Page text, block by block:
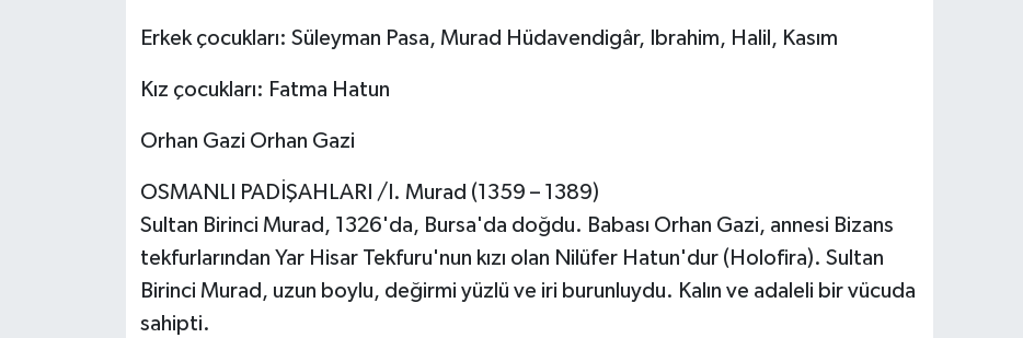
Erkek çocukları: Süleyman Pasa, Murad Hüdavendigâr, Ibrahim, Halil, Kasım
Kız çocukları: Fatma Hatun
Orhan Gazi Orhan Gazi
OSMANLI PADİŞAHLARI /I. Murad (1359 – 1389)
Sultan Birinci Murad, 1326'da, Bursa'da doğdu. Babası Orhan Gazi, annesi Bizans
tekfurlarından Yar Hisar Tekfuru'nun kızı olan Nilüfer Hatun'dur (Holofira). Sultan
Birinci Murad, uzun boylu, değirmi yüzlü ve iri burunluydu. Kalın ve adaleli bir vücuda
sahipti.